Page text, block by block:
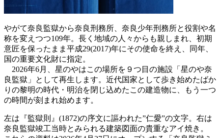
やがて奈良監獄から奈良刑務所、奈良少年刑務所と役割や名
称を変えつつ109年。長く地域の人々からも親しまれ、初期
意匠を保ったまま平成29(2017)年にその使命を終え、同年、
国の重要文化財に指定。
2026年6月、星のやはこの場所を９つ目の施設「星のや奈
良監獄」として再生します。近代国家として歩き始めたばか
りの黎明の時代・明治を閉じ込めたこの建造物に、もう一つ
の時間が刻まれ始めます。
左は『監獄則』(1872)の序文に謳われた”仁愛”の文字。右は
奈良監獄竣工当時とみられる建築図面の貴重なアイ焼き。